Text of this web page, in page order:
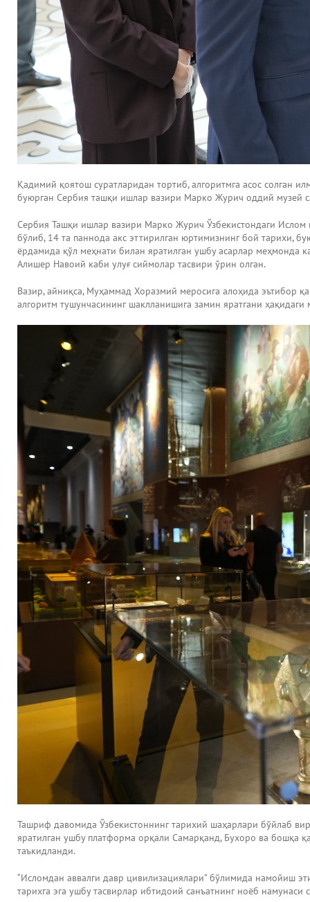
Қадимий қоятош суратларидан тортиб, алгоритмга асос солган
буюрган Сербия ташқи ишлар вазири Марко Журич оддий музей
Сербия Ташқи ишлар вазири Марко Журич Ўзбекистондаги Ислом
бўлиб, 14 та паннода акс эттирилган юртимизнинг бой тарихи,
ёрдамида қўл меҳнати билан яратилган ушбу асарлар меҳмонда
Алишер Навоий каби улуғ сиймолар тасвири ўрин олган.
Вазир, айниқса, Муҳаммад Хоразмий меросига алоҳида эътибор
алгоритм тушунчасининг шаклланишига замин яратгани
Ташриф давомида Ўзбекистоннинг тарихий шаҳарлари бўйлаб
яратилган ушбу платформа орқали Самарқанд, Бухоро ва бошқа
таъкидланди.
“Исломдан аввалги давр цивилизациялари” бўлимида намойиш
тарихга эга ушбу тасвирлар ибтидоий санъатнинг ноёб